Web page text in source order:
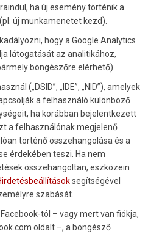
ha új esemény történik a
új munkamenetet kezd).
hogy a Google Analytics
látogatását az analitikához,
böngészőre elérhető).
(„DSID”, „IDE”, „NID”), amelyek
a felhasználó különböző
ha korábban bejelentkezett
a felhasználónak megjelenő
történő összehangolása és a
érdekében teszi. Ha nem
összehangoltan, eszközein
segítségével
szabását.
tól – vagy mert van fiókja,
oldalt –, a böngésző